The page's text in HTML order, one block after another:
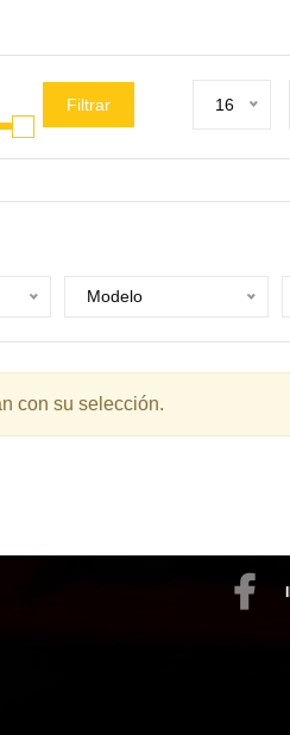
Filtrar 16
Modelo
con su selección.